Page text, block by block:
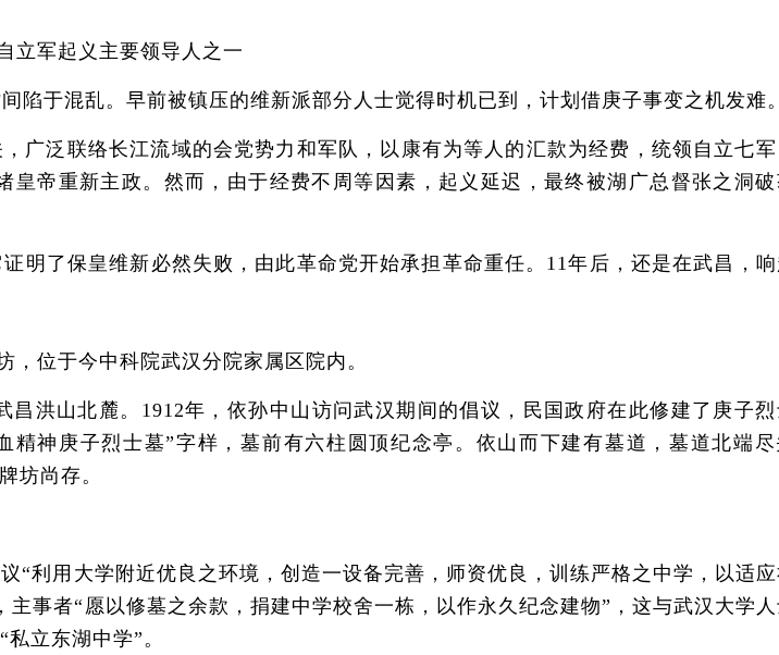
立军起义主要领导人之一
于混乱。早前被镇压的维新派部分人士觉得时机已到，计划借庚子事变之机发难
泛联络长江流域的会党势力和军队，以康有为等人的汇款为经费，统领自立七
帝重新主政。然而，由于经费不周等因素，起义延迟，最终被湖广总督张之洞
保皇维新必然失败，由此革命党开始承担革命重任。11年后，还是在武昌，
，位于今中科院武汉分院家属区院内。
山北麓。1912年，依孙中山访问武汉期间的倡议，民国政府在此修建了庚子
精神庚子烈士墓”字样，墓前有六柱圆顶纪念亭。依山而下建有墓道，墓道北端
坊尚存。
用大学附近优良之环境，创造一设备完善，师资优良，训练严格之中学，以适
事者“愿以修墓之余款，捐建中学校舍一栋，以作永久纪念建物”，这与武汉大学
立东湖中学”。